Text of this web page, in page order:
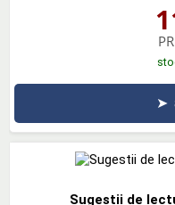
➤
Sugestii de